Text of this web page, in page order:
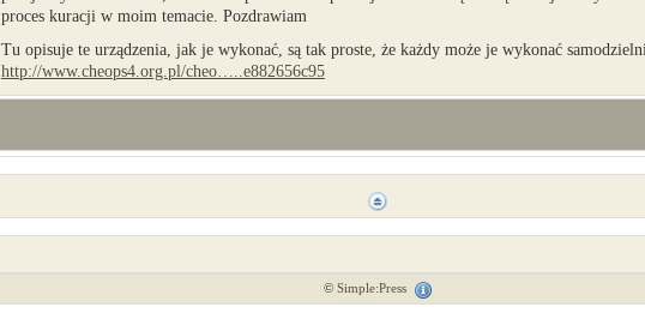
proces kuracji w moim temacie. Pozdrawiam
Tu opisuje te urządzenia, jak je wykonać, są tak proste, że każdy może je wykonać
http://www.cheops4.org.pl/cheo…..e882656c95
© Simple:Press